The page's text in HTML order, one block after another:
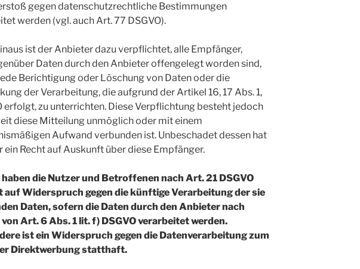
gegen datenschutzrechtliche Bestimmungen
werden (vgl. auch Art. 77 DSGVO).
ist der Anbieter dazu verpflichtet, alle Empfänger,
Daten durch den Anbieter offengelegt worden sind,
Berichtigung oder Löschung von Daten oder die
der Verarbeitung, die aufgrund der Artikel 16, 17 Abs. 1,
erfolgt, zu unterrichten. Diese Verpflichtung besteht jedoch
diese Mitteilung unmöglich oder mit einem
Aufwand verbunden ist. Unbeschadet dessen hat
ein Recht auf Auskunft über diese Empfänger.
die Nutzer und Betroffenen nach Art. 21 DSGVO
auf Widerspruch gegen die künftige Verarbeitung der sie
Daten, sofern die Daten durch den Anbieter nach
Art. 6 Abs. 1 lit. f) DSGVO verarbeitet werden.
ist ein Widerspruch gegen die Datenverarbeitung zum
Direktwerbung statthaft.